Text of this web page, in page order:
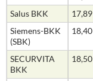
Salus BKK
17,89
Siemens-BKK
(SBK)
18,40
SECURVITA
BKK
18,50